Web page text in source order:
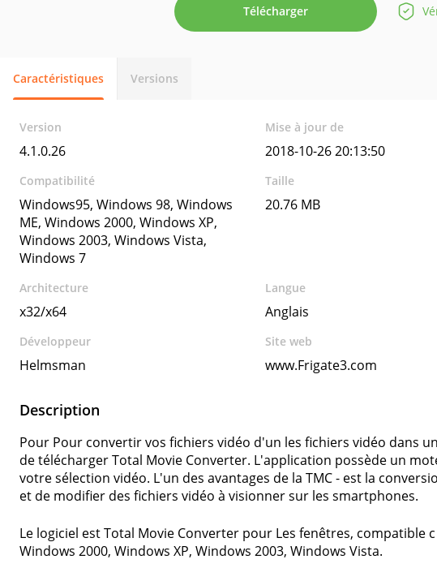
Télécharger
Caractéristiques Versions
Version
4.1.0.26
Mise à jour de
2018-10-26 20:13:50
Compatibilité
Windows95, Windows 98, Windows
ME, Windows 2000, Windows XP,
Windows 2003, Windows Vista,
Windows 7
Taille
20.76 MB
Architecture
x32/x64
Langue
Anglais
Développeur
Helmsman
Site web
www.Frigate3.com
Description
Pour Pour convertir vos fichiers vidéo d'un les fichiers vidéo dans
de télécharger Total Movie Converter. L'application possède un
votre sélection vidéo. L'un des avantages de la TMC - est la
et de modifier des fichiers vidéo à visionner sur les smartphones.
Le logiciel est Total Movie Converter pour Les fenêtres, compatible
Windows 2000, Windows XP, Windows 2003, Windows Vista.